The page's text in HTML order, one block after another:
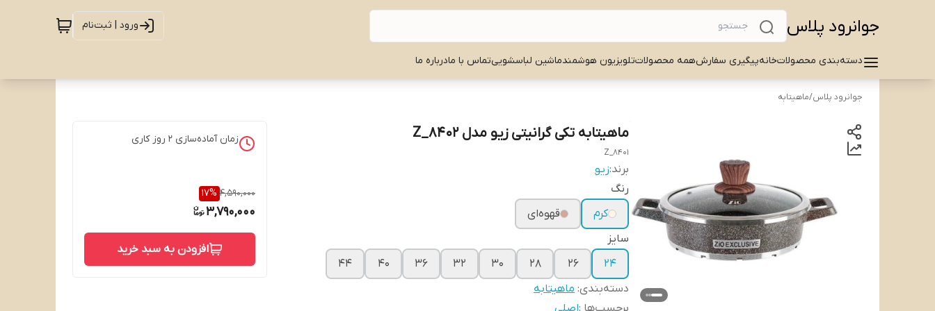
جوانرود پلاس ورود | ثبت‌نام
دسته‌بندی محصولاتخانهپیگیری سفارشهمه محصولاتتلویزیون هوشمندماشین لباسشوییتماس با مادرباره ما
جوانرود پلاس/ماهیتابه
ماهیتابه تکی گرانیتی زیو مدل Z_8402
Z_8401
برند:زیو
رنگ
کرم
قهوه‌ای
سایز
۲۴
۲۶ ۲۸ ۳۰ ۳۲ ۳۶ ۴۰
۴۴
دسته‌بندی: ماهیتابه
برچسب‌ها :اصلی
زمان آماده‌سازی 2 روز کاری
4,590,000
17%
3,790,000
افزودن به سبد خرید